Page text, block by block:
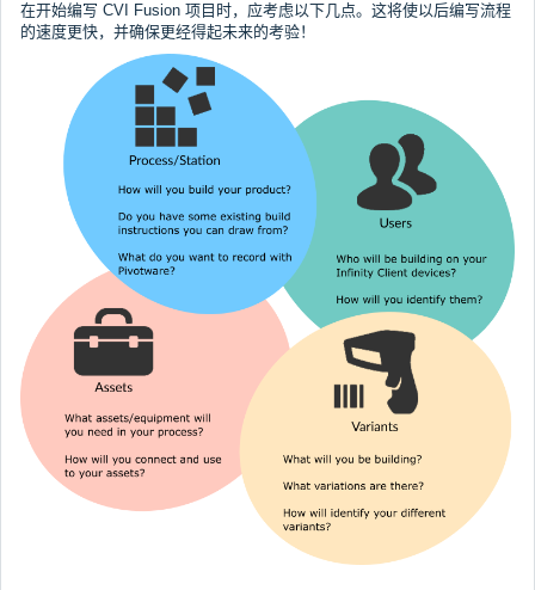
在开始编写 CVI Fusion 项目时，应考虑以下几点。这将使以后编写流程
的速度更快，并确保更经得起未来的考验！